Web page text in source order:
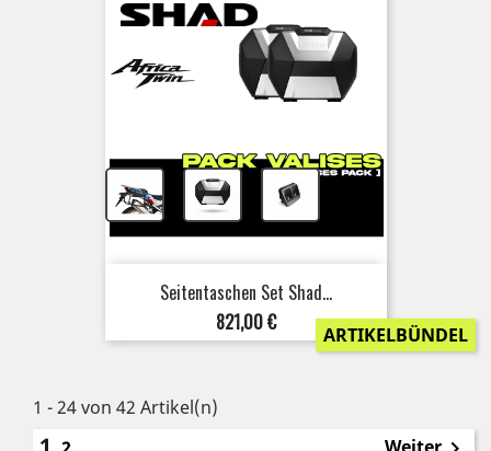
Seitentaschen Set Shad...
Preis
821,00 € ARTIKELBÜNDEL
1 - 24 von 42 Artikel(n)